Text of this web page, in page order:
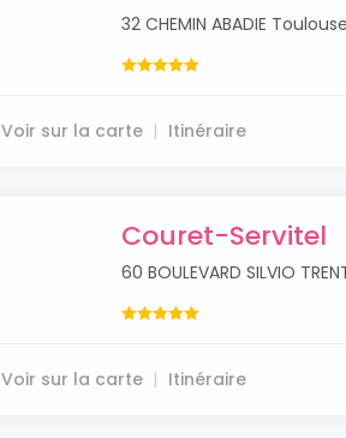
32 CHEMIN ABADIE Toulouse
Voir sur la carte Itinéraire
Couret-Servitel
60 BOULEVARD SILVIO
Voir sur la carte Itinéraire